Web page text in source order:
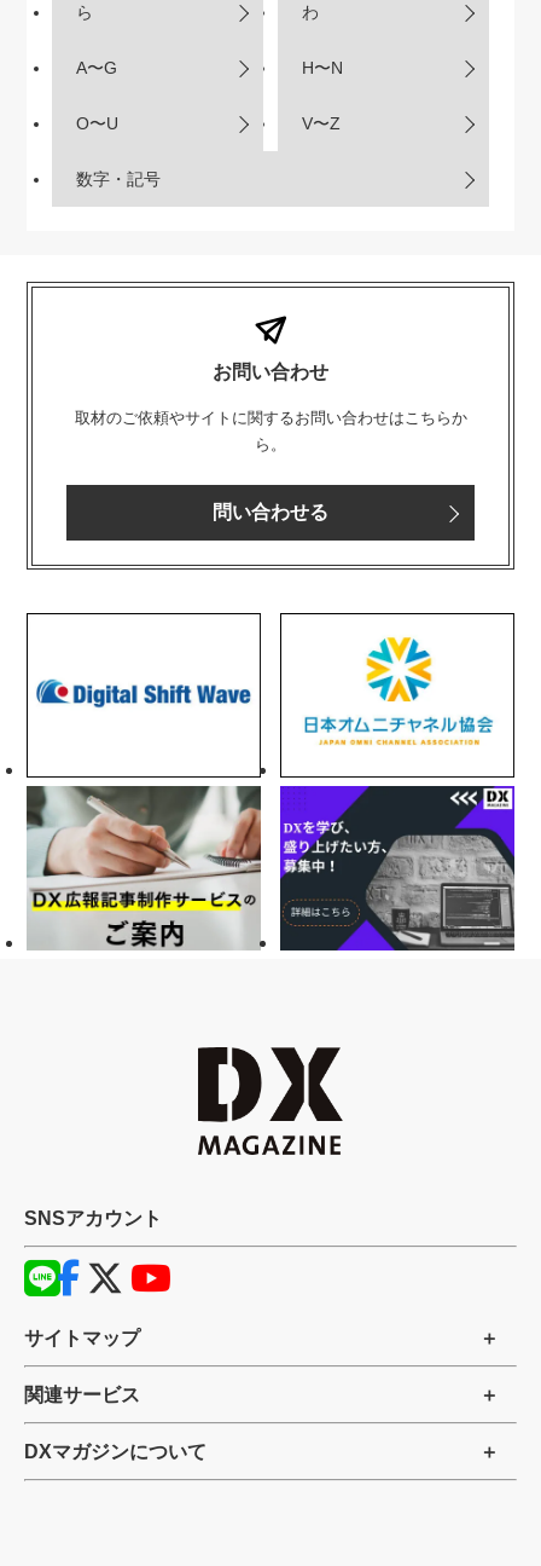
ら わ
A〜G H〜N
O〜U V〜Z
数字・記号
お問い合わせ
取材のご依頼やサイトに関するお問い合わせはこちらか
ら。
問い合わせる
SNSアカウント
サイトマップ
関連サービス
DXマガジンについて